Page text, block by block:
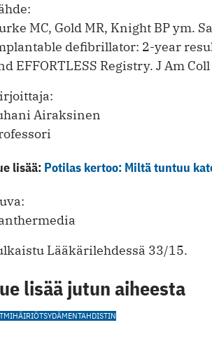
MC, Gold MR, Knight BP ym.
defibrillator: 2-year
­EFFORTLESS Registry. J Am
Airaksinen
lisää: Potilas kertoo: Miltä tuntuu
Lääkärilehdessä 33/15.
lisää jutun aiheesta
SYDÄMENTAHDISTIN